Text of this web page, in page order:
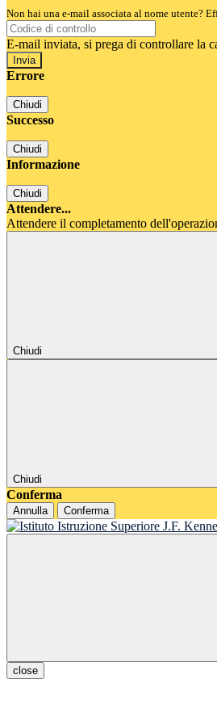
Non hai una e-mail associata al nome utente?
E-mail inviata, si prega di controllare la
Errore
Chiudi
Successo
Chiudi
Informazione
Chiudi
Attendere...
Attendere il completamento
Chiudi
Chiudi
Conferma
Annulla Conferma
close